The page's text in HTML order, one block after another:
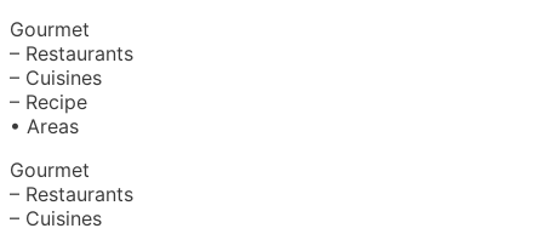
Gourmet
– Restaurants
– Cuisines
– Recipe
• Areas
Gourmet
– Restaurants
– Cuisines